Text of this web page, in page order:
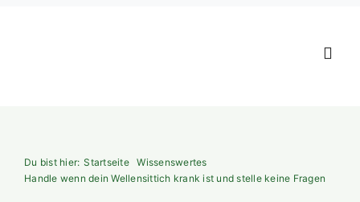
Ernährung
Du bist hier: Startseite
Wissenswertes
Handle wenn dein Wellensittich krank ist und stelle keine Fragen